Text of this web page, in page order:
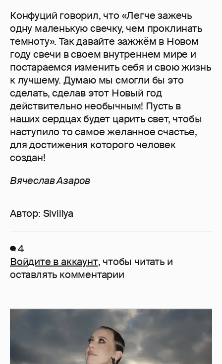
Конфуций говорил, что «Легче зажечь
одну маленькую свечку, чем проклинать
темноту». Так давайте зажжём в Новом
году свечи в своем внутреннем мире и
постараемся изменить себя и свою жизнь
к лучшему. Думаю мы смогли бы это
сделать, сделав этот Новый год
действительно необычным! Пусть в
наших сердцах будет царить свет, чтобы
наступило то самое желанное счастье,
для достижения которого человек
создан!
Вячеслав Азаров
Автор: Sivillya
4
Войдите в аккаунт, чтобы читать и
оставлять комментарии